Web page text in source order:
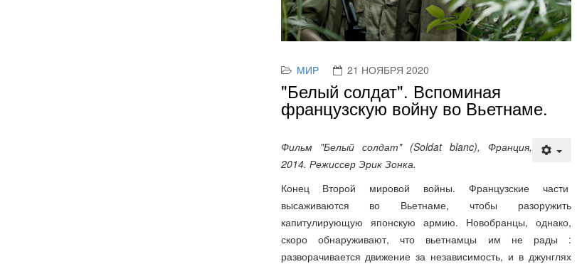
МИР 21 НОЯБРЯ 2020
французскую войну во Вьетнаме.
Фильм "Белый солдат" (Soldat blanc), Франция,
Конец Второй мировой войны. Французские части
высаживаются во Вьетнаме, чтобы разоружить
капитулирующую японскую армию. Новобранцы, однако,
скоро обнаруживают, что вьетнамцы им не рады :
разворачивается движение за независимость, и в джунглях
уже началась партизанская война. Два молодых сержанта,
Андре и Робер служат в одном подразделении. Робер, уже